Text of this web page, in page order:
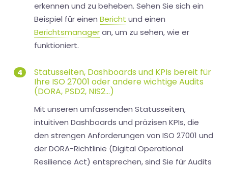
erkennen und zu beheben. Sehen Sie sich ein
Beispiel für einen Bericht und einen
Berichtsmanageran, um zu sehen, wie er
funktioniert.
4
Statusseiten, Dashboards und KPIs bereit für
Ihre ISO 27001 oder andere wichtige Audits
(DORA, PSD2, NIS2...)
Mit unseren umfassenden Statusseiten,
intuitiven Dashboards und präzisen KPIs, die
den strengen Anforderungen von ISO 27001 und
der DORA-Richtlinie (Digital Operational
Resilience Act) entsprechen, sind Sie für Audits